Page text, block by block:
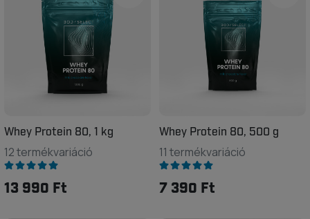
Whey Protein 80, 1 kg
12 termékvariáció
13 990 Ft
Whey Protein 80, 500 g
11 termékvariáció
7 390 Ft